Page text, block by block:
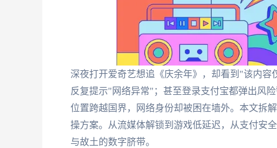
深夜打开爱奇艺想追《庆余年》，却看到"该内
反复提示"网络异常"；甚至登录支付宝都弹出风
位置跨越国界，网络身份却被困在墙外。本文拆
操方案。从流媒体解锁到游戏低延迟，从支付安
与故土的数字脐带。